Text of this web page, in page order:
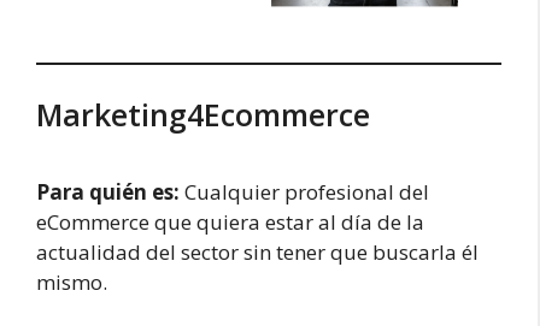
Marketing4Ecommerce
Para quién es: Cualquier profesional del
eCommerce que quiera estar al día de la
actualidad del sector sin tener que buscarla él
mismo.